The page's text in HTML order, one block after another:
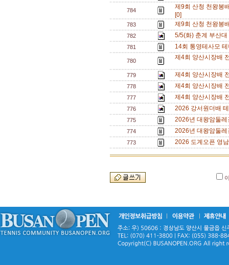
784
제9회 산청 천왕봉
[0]
783 제9회 산청 천왕봉
782 5/5(화) 춘계 부산
781 14회 통영테사모
780 제4회 양산시장배
779 제4회 양산시장배
778 제4회 양산시장배
777 제4회 양산시장배
776 2026 강서원더배
775 2026년 대왕암둘
774 2026년 대왕암둘
773 2026 도계오픈 영